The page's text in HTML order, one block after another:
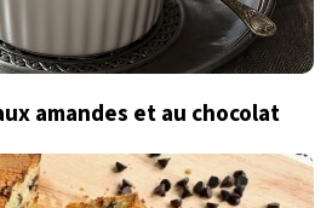
amandes et au chocolat